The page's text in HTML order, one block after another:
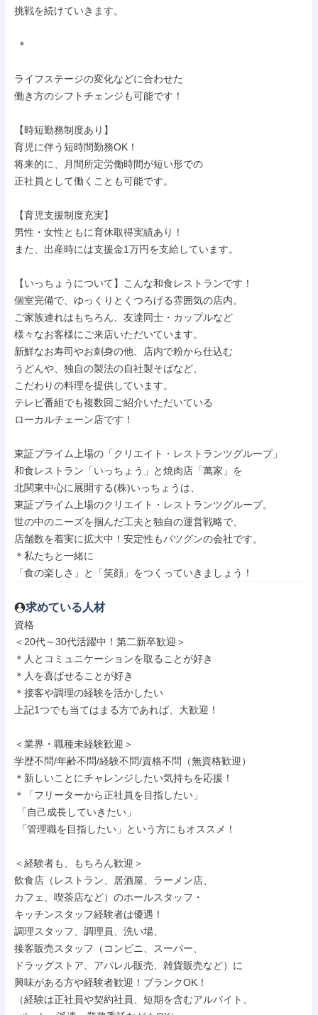
挑戦を続けていきます。
ライフステージの変化などに合わせた
働き方のシフトチェンジも可能です！
【時短勤務制度あり】
育児に伴う短時間勤務OK！
将来的に、月間所定労働時間が短い形での
正社員として働くことも可能です。
【育児支援制度充実】
男性・女性ともに育休取得実績あり！
また、出産時には支援金1万円を支給しています。
【いっちょうについて】こんな和食レストランです！
個室完備で、ゆっくりとくつろげる雰囲気の店内。
ご家族連れはもちろん、友達同士・カップルなど
様々なお客様にご来店いただいています。
新鮮なお寿司やお刺身の他、店内で粉から仕込む
うどんや、独自の製法の自社製そばなど、
こだわりの料理を提供しています。
テレビ番組でも複数回ご紹介いただいている
ローカルチェーン店です！
東証プライム上場の「クリエイト・レストランツグループ」
和食レストラン「いっちょう」と焼肉店「萬家」を
北関東中心に展開する(株)いっちょうは、
東証プライム上場のクリエイト・レストランツグループ。
世の中のニーズを掴んだ工夫と独自の運営戦略で、
店舗数を着実に拡大中！安定性もバツグンの会社です。
＊私たちと一緒に
「食の楽しさ」と「笑顔」をつくっていきましょう！
求めている人材
資格
＜20代～30代活躍中！第二新卒歓迎＞
＊人とコミュニケーションを取ることが好き
＊人を喜ばせることが好き
＊接客や調理の経験を活かしたい
上記1つでも当てはまる方であれば、大歓迎！
＜業界・職種未経験歓迎＞
学歴不問/年齢不問/経験不問/資格不問（無資格歓迎）
＊新しいことにチャレンジしたい気持ちを応援！
＊「フリーターから正社員を目指したい」
＜経験者も、もちろん歓迎＞
飲食店（レストラン、居酒屋、ラーメン店、
カフェ、喫茶店など）のホールスタッフ・
キッチンスタッフ経験者は優遇！
調理スタッフ、調理員、洗い場、
接客販売スタッフ（コンビニ、スーパー、
ドラッグストア、アパレル販売、雑貨販売など）に
興味がある方や経験者歓迎！ブランクOK！
（経験は正社員や契約社員、短期を含むアルバイト、